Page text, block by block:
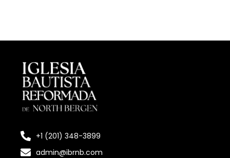
+1 (201) 348-3899
admin@ibrnb.com